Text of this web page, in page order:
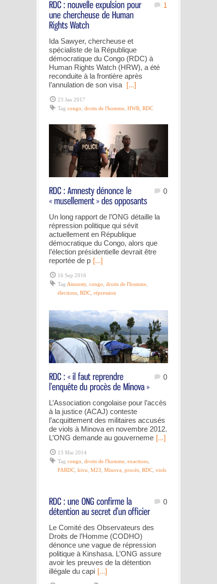
1
Ida Sawyer, chercheuse et
spécialiste de la République
démocratique du Congo (RDC) à
Human Rights Watch (HRW), a été
reconduite à la frontière après
l’annulation de son visa [...]
23 Jan 2017
Tag congo droits de l'homme HWR RDC
0
Un long rapport de l’ONG détaille la
répression politique qui sévit
actuellement en République
démocratique du Congo, alors que
l’élection présidentielle devrait être
reportée de p [...]
16 Sep 2016
Tag Amnesty, congo droits de l'homme
élections RDC répression
0
L’Association congolaise pour l’accès
à la justice (ACAJ) conteste
l’acquittement des militaires accusés
de viols à Minova en novembre 2012.
L’ONG demande au gouverneme [...]
13 Mai 2014
Tag congo droits de l'homme exactions
FARDC kivu M23 Minova procès RDC viols
0
Le Comité des Observateurs des
Droits de l’Homme (CODHO)
dénonce une vague de répression
politique à Kinshasa. L’ONG assure
avoir les preuves de la détention
illégale du capi [...]